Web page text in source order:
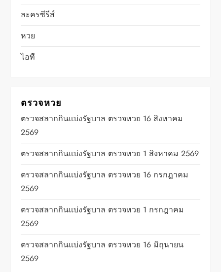
ละครซีรีส์
หวย
ไอที
ตรวจหวย
ตรวจสลากกินแบ่งรัฐบาล ตรวจหวย 16 สิงหาคม
2569
ตรวจสลากกินแบ่งรัฐบาล ตรวจหวย 1 สิงหาคม 2569
ตรวจสลากกินแบ่งรัฐบาล ตรวจหวย 16 กรกฎาคม
2569
ตรวจสลากกินแบ่งรัฐบาล ตรวจหวย 1 กรกฎาคม
2569
ตรวจสลากกินแบ่งรัฐบาล ตรวจหวย 16 มิถุนายน
2569